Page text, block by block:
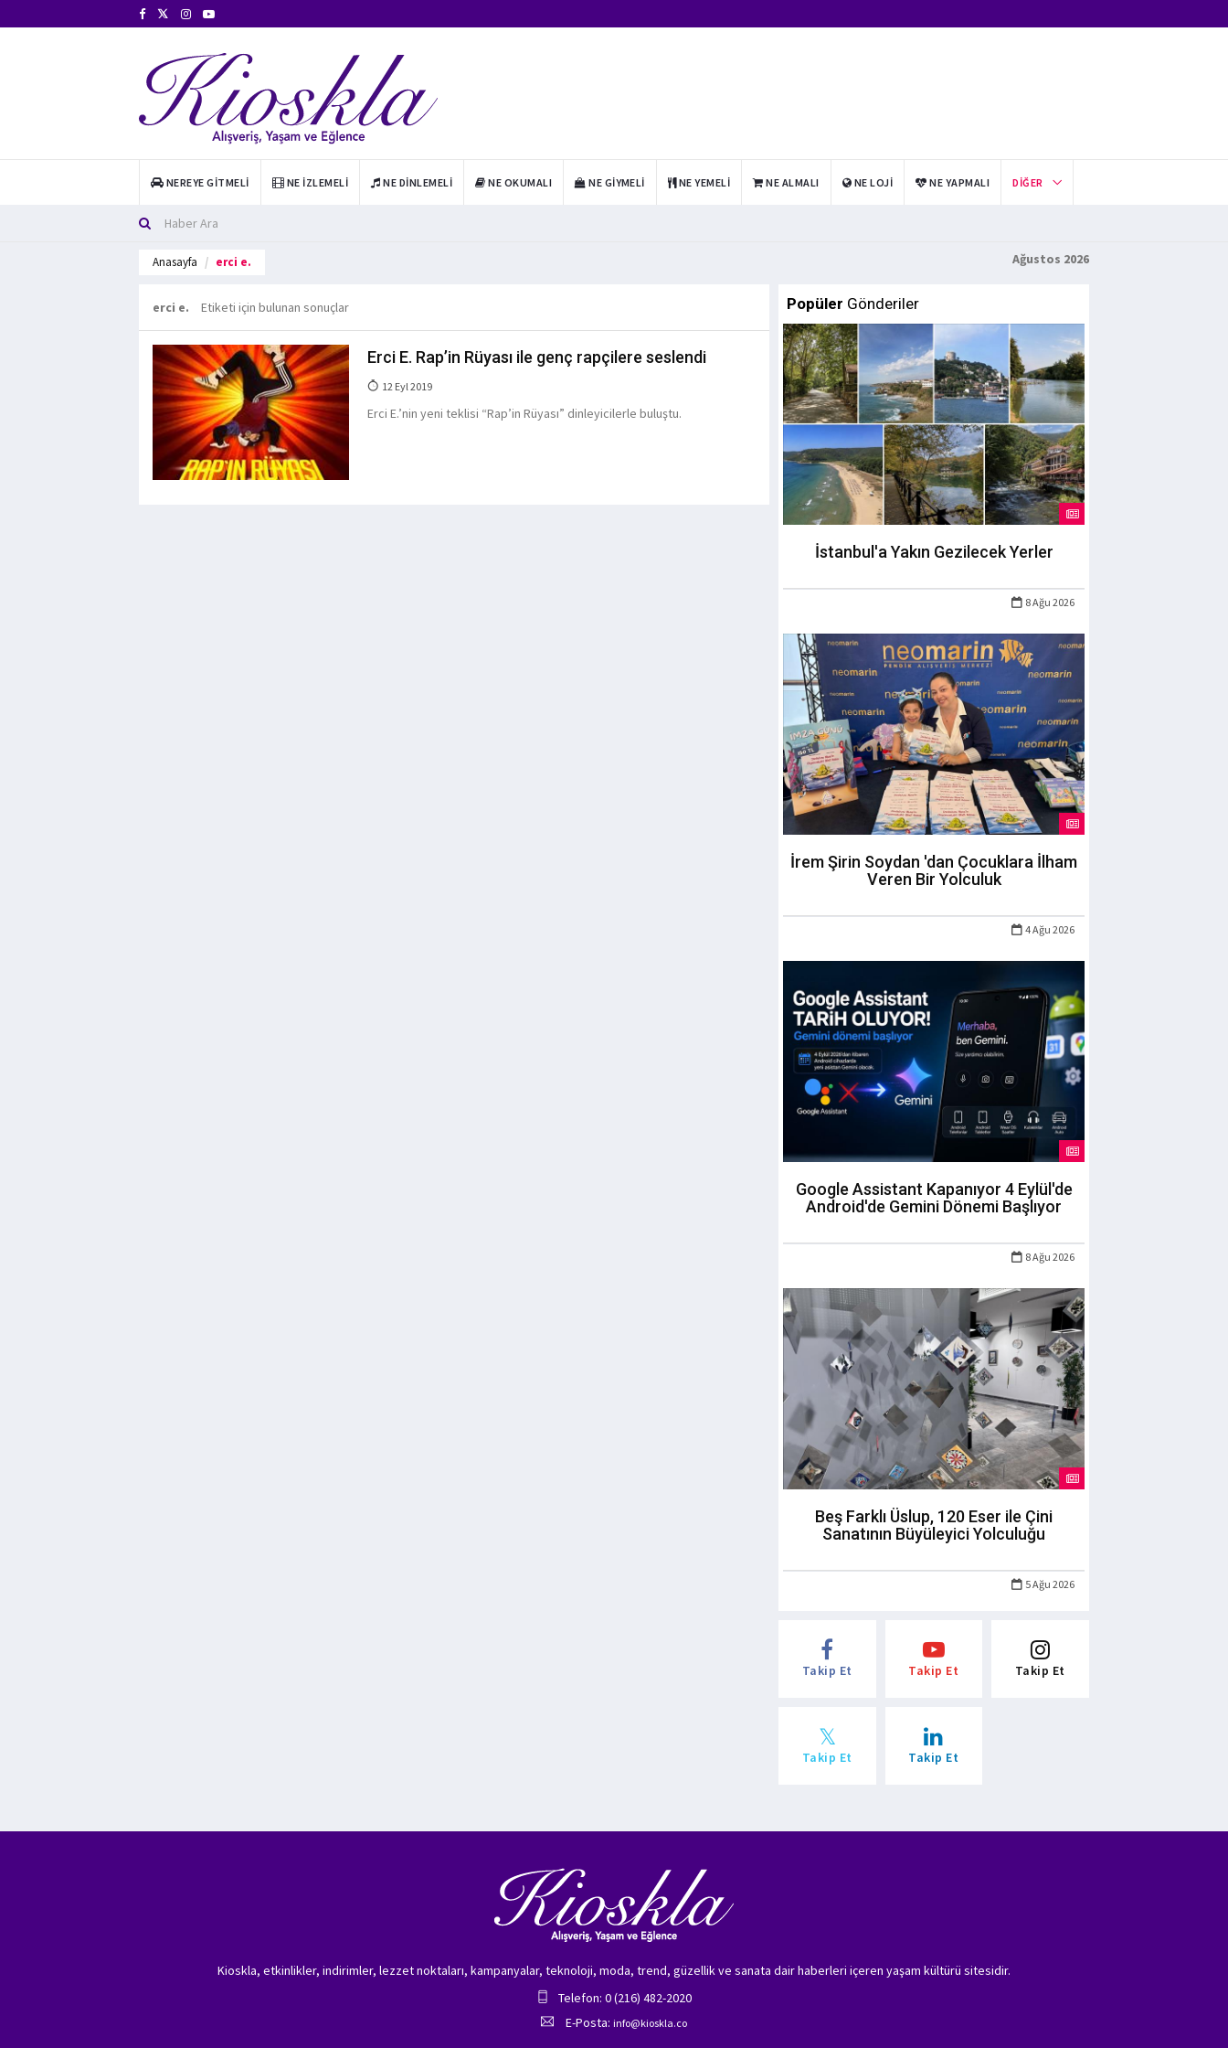
NEREYE GITMELI NE İZLEMELI NE DINLEMELI NE OKUMALI NE GIYMELI NE YEMELI NE ALMALI NE LOJI NE YAPMALI DIĞER
Anasayfa erci e. Ağustos 2026
erci e. Etiketi için bulunan sonuçlar
Erci E. Rap’in Rüyası ile genç rapçilere seslendi
12 Eyl 2019
Erci E.’nin yeni teklisi “Rap’in Rüyası” dinleyicilerle buluştu.
Popüler Gönderiler
İstanbul'a Yakın Gezilecek Yerler
8 Ağu 2026
İrem Şirin Soydan 'dan Çocuklara İlham
Veren Bir Yolculuk
4 Ağu 2026
Google Assistant Kapanıyor 4 Eylül'de
Android'de Gemini Dönemi Başlıyor
8 Ağu 2026
Beş Farklı Üslup, 120 Eser ile Çini
Sanatının Büyüleyici Yolculuğu
5 Ağu 2026
Takip Et Takip Et Takip Et
Takip Et Takip Et
Kioskla, etkinlikler, indirimler, lezzet noktaları, kampanyalar, teknoloji, moda, trend, güzellik ve sanata dair haberleri içeren yaşam kültürü sitesidir.
Telefon: 0 (216) 482-2020
E-Posta: info@kioskla.co